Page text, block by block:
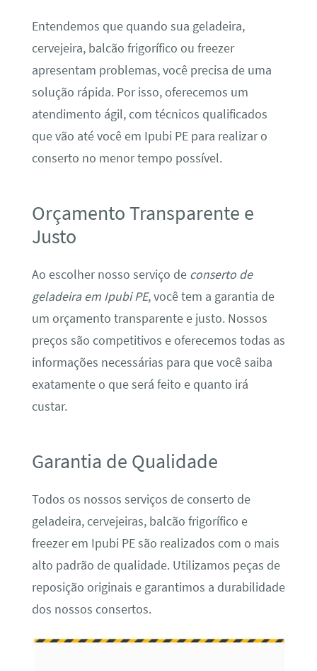
Entendemos que quando sua geladeira,
cervejeira, balcão frigorífico ou freezer
apresentam problemas, você precisa de uma
solução rápida. Por isso, oferecemos um
atendimento ágil, com técnicos qualificados
que vão até você em Ipubi PE para realizar o
conserto no menor tempo possível.
Orçamento Transparente e
Justo
Ao escolher nosso serviço de conserto de
geladeira em Ipubi PE, você tem a garantia de
um orçamento transparente e justo. Nossos
preços são competitivos e oferecemos todas as
informações necessárias para que você saiba
exatamente o que será feito e quanto irá
custar.
Garantia de Qualidade
Todos os nossos serviços de conserto de
geladeira, cervejeiras, balcão frigorífico e
freezer em Ipubi PE são realizados com o mais
alto padrão de qualidade. Utilizamos peças de
reposição originais e garantimos a durabilidade
dos nossos consertos.